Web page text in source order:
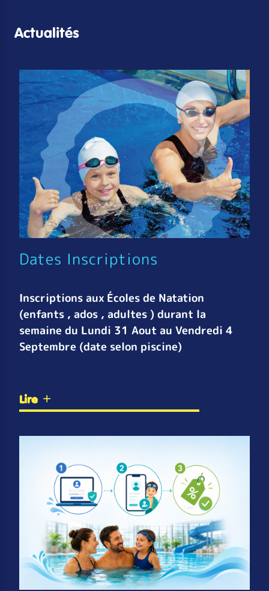
Actualités
Dates Inscriptions
Inscriptions aux Écoles de Natation
(enfants , ados , adultes ) durant la
semaine du Lundi 31 Aout au Vendredi 4
Septembre (date selon piscine)
Lire